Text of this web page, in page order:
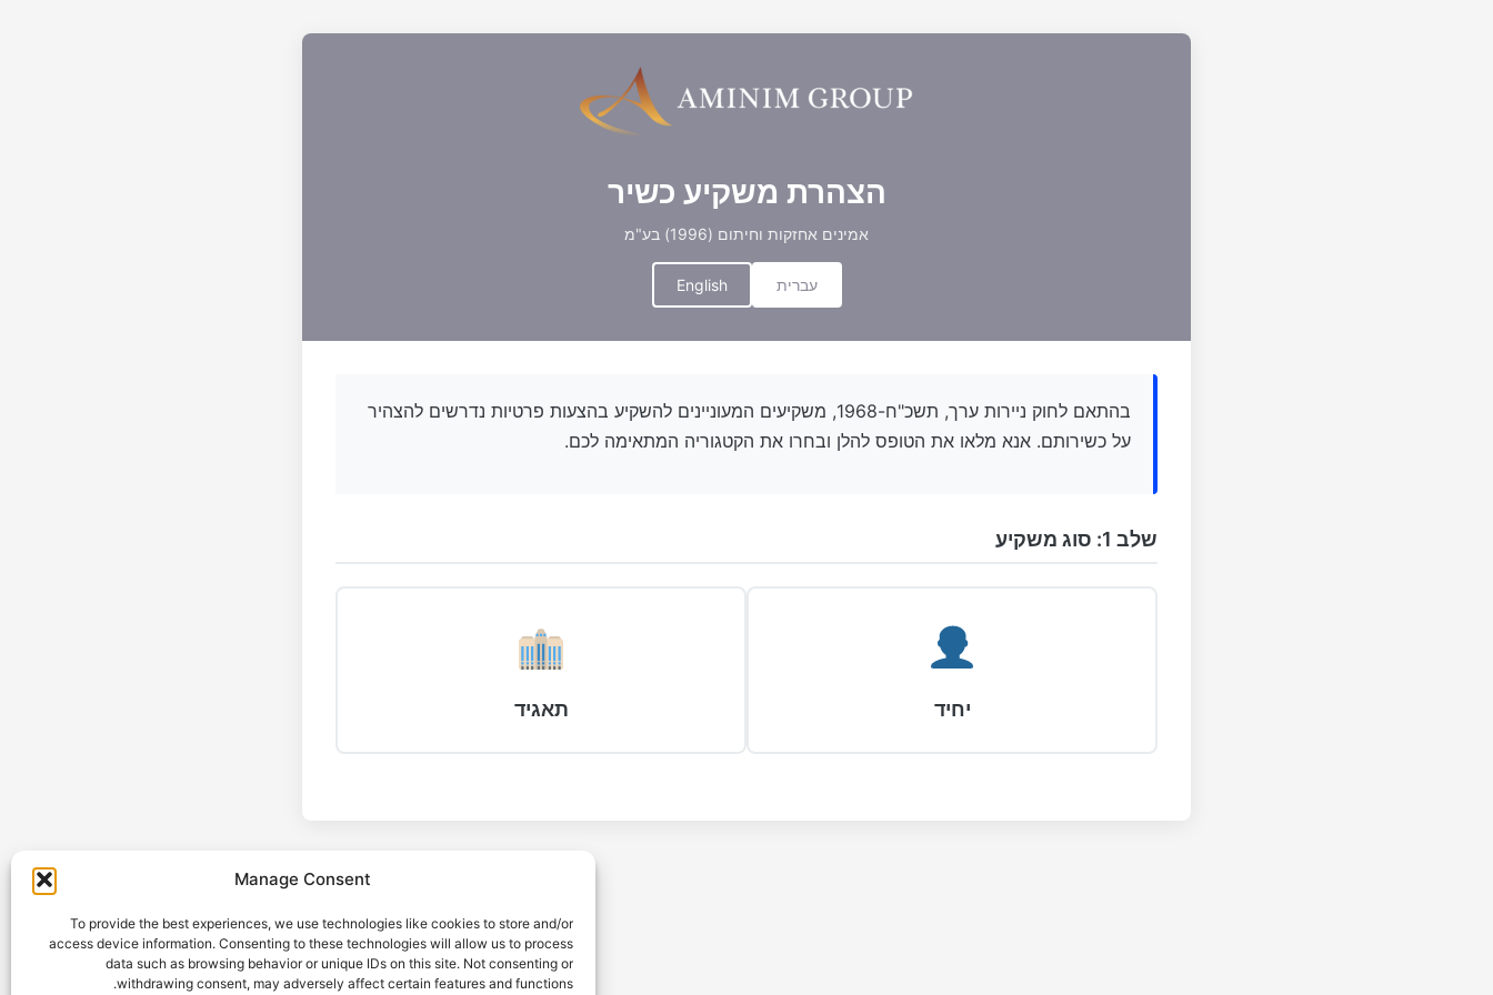
Manage Consent
To provide the best experiences, we use technologies like cookies to store and/or
access device information. Consenting to these technologies will allow us to process
data such as browsing behavior or unique IDs on this site. Not consenting or
withdrawing consent, may adversely affect certain features and functions.
הצהרת משקיע כשיר
אמינים אחזקות וחיתום (1996) בע"מ
עברית English
בהתאם לחוק ניירות ערך, תשכ"ח-1968, משקיעים המעוניינים להשקיע בהצעות פרטיות נדרשים להצהיר
על כשירותם. אנא מלאו את הטופס להלן ובחרו את הקטגוריה המתאימה לכם.
שלב 1: סוג משקיע
יחיד תאגיד